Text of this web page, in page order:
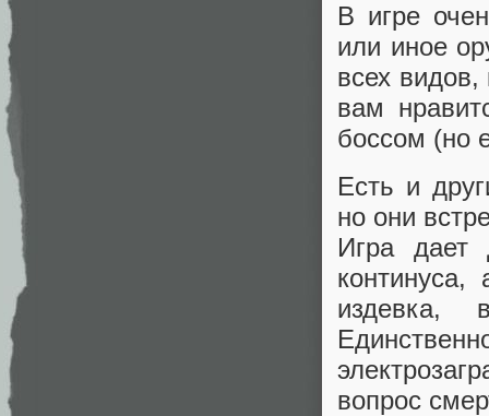
В игре
или иное
всех
вам
боссом (но
Есть и
но они
Игра дает
издевка,
вопрос